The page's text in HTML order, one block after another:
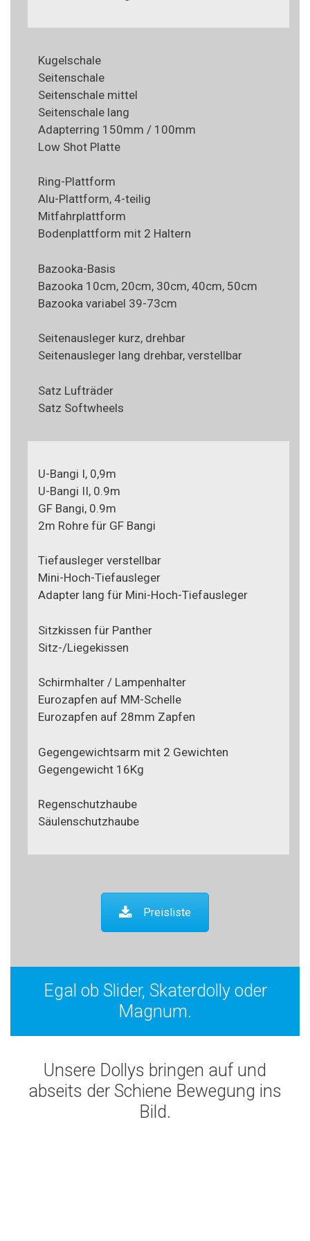
Kugelschale
Seitenschale
Seitenschale mittel
Seitenschale lang
Adapterring 150mm / 100mm
Low Shot Platte
Ring-Plattform
Alu-Plattform, 4-teilig
Mitfahrplattform
Bodenplattform mit 2 Haltern
Bazooka-Basis
Bazooka 10cm, 20cm, 30cm, 40cm, 50cm
Bazooka variabel 39-73cm
Seitenausleger kurz, drehbar
Seitenausleger lang drehbar, verstellbar
Satz Lufträder
Satz Softwheels
U-Bangi I, 0,9m
U-Bangi II, 0.9m
GF Bangi, 0.9m
2m Rohre für GF Bangi
Tiefausleger verstellbar
Mini-Hoch-Tiefausleger
Adapter lang für Mini-Hoch-Tiefausleger
Sitzkissen für Panther
Sitz-/Liegekissen
Schirmhalter / Lampenhalter
Eurozapfen auf MM-Schelle
Eurozapfen auf 28mm Zapfen
Gegengewichtsarm mit 2 Gewichten
Gegengewicht 16Kg
Regenschutzhaube
Säulenschutzhaube
Preisliste
Egal ob Slider, Skaterdolly oder
Magnum.
Unsere Dollys bringen auf und
abseits der Schiene Bewegung ins
Bild.